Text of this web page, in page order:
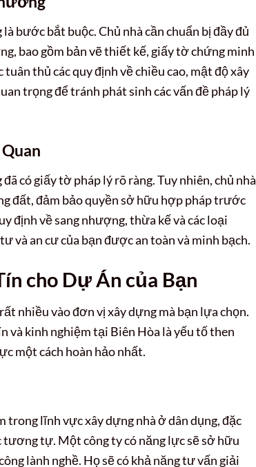
bước bắt buộc. Chủ nhà cần chuẩn bị đầy đủ
bao gồm bản vẽ thiết kế, giấy tờ chứng minh
thủ các quy định về chiều cao, mật độ xây
trọng để tránh phát sinh các vấn đề pháp lý
có giấy tờ pháp lý rõ ràng. Tuy nhiên, chủ nhà
đất, đảm bảo quyền sở hữu hợp pháp trước
định về sang nhượng, thừa kế và các loại
và an cư của bạn được an toàn và minh bạch.
cho Dự Án của Bạn
nhiều vào đơn vị xây dựng mà bạn lựa chọn.
và kinh nghiệm tại Biên Hòa là yếu tố then
một cách hoàn hảo nhất.
lĩnh vực xây dựng nhà ở dân dụng, đặc
tương tự. Một công ty có năng lực sẽ sở hữu
lành nghề. Họ sẽ có khả năng tư vấn giải